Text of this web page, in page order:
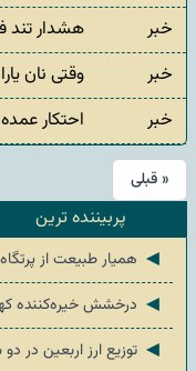
خبر
هشدار تند
خبر
وقتی نان
خبر
احتکار
« قبلی
پربیننده ترین
◄ همیار طبیعت از
◄ درخشش خیره‌کننده کهگیلویه در
◄ توزیع ارز اربعین